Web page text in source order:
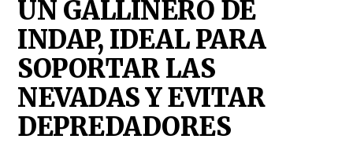
UN GALLINERO DE
INDAP, IDEAL PARA
SOPORTAR LAS
NEVADAS Y EVITAR
DEPREDADORES